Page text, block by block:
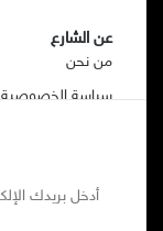
عن الشارع
من نحن
سياسة الخصوصية